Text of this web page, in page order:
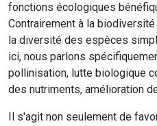
fonctions écologiques
Contrairement à la
la diversité des espèces
ici, nous parlons
pollinisation, lutte biologique
des nutriments, amélioration
Il s'agit non seulement de